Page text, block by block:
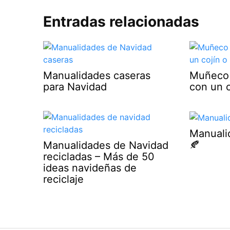
Entradas relacionadas
Manualidades caseras
para Navidad
con un
Manualidades de Navidad
recicladas – Más de 50
ideas navideñas de
reciclaje
🍂